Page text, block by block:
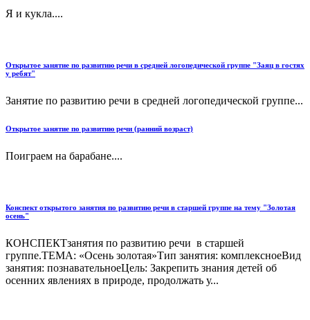
Я и кукла....
Открытое занятие по развитию речи в средней логопедической группе "Заяц в гостях
у ребят"
Занятие по развитию речи в средней логопедической группе...
Открытое занятие по развитию речи (ранний возраст)
Поиграем на барабане....
Конспект открытого занятия по развитию речи в старшей группе на тему "Золотая
осень"
КОНСПЕКТзанятия по развитию речи в старшей
группе.ТЕМА: «Осень золотая»Тип занятия: комплексноеВид
занятия: познавательноеЦель: Закрепить знания детей об
осенних явлениях в природе, продолжать у...